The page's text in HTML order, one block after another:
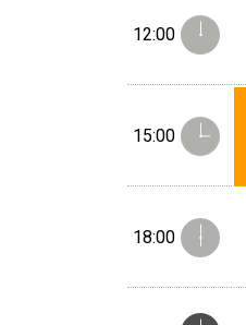
12:00
15:00
18:00